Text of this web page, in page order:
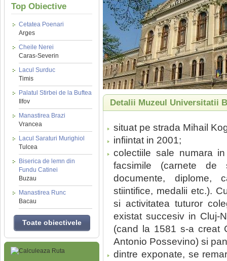
Top Obiective
Cetatea Poenari
Arges
Cheile Nerei
Caras-Severin
Lacul Surduc
Timis
Palatul Stirbei de la Buftea
Ilfov
Manastirea Brazi
Vrancea
Lacul Saraturi Murighiol
Tulcea
Biserica de lemn din
Fundu Catinei
Buzau
Manastirea Runc
Bacau
Toate obiectivele
Detalii Muzeul Universitatii
situat pe strada Mihail
infiintat in 2001;
colectiile sale numara
facsimile (carnete de
documente, diplome,
stiintifice, medalii etc.).
si activitatea tuturor
existat succesiv in Cluj-
(cand la 1581 s-a creat
Antonio Possevino) si
dintre exponate, se